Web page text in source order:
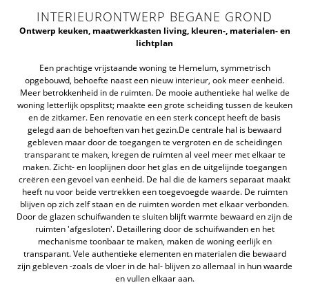
INTERIEURONTWERP BEGANE GROND
Ontwerp keuken, maatwerkkasten living, kleuren-, materialen- en
lichtplan
Een prachtige vrijstaande woning te Hemelum, symmetrisch
opgebouwd, behoefte naast een nieuw interieur, ook meer eenheid.
Meer betrokkenheid in de ruimten. De mooie authentieke hal welke de
woning letterlijk opsplitst; maakte een grote scheiding tussen de keuken
en de zitkamer. Een renovatie en een sterk concept heeft de basis
gelegd aan de behoeften van het gezin.De centrale hal is bewaard
gebleven maar door de toegangen te vergroten en de scheidingen
transparant te maken, kregen de ruimten al veel meer met elkaar te
maken. Zicht- en looplijnen door het glas en de uitgelijnde toegangen
creëren een gevoel van eenheid. De hal die de kamers separaat maakt
heeft nu voor beide vertrekken een toegevoegde waarde. De ruimten
blijven op zich zelf staan en de ruimten worden met elkaar verbonden.
Door de glazen schuifwanden te sluiten blijft warmte bewaard en zijn de
ruimten 'afgesloten'. Detaillering door de schuifwanden en het
mechanisme toonbaar te maken, maken de woning eerlijk en
transparant. Vele authentieke elementen en materialen die bewaard
zijn gebleven -zoals de vloer in de hal- blijven zo allemaal in hun waarde
en vullen elkaar aan.